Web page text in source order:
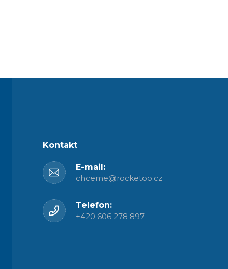
Kontakt
E-mail:
chceme@rocketoo.cz
Telefon:
+420 606 278 897